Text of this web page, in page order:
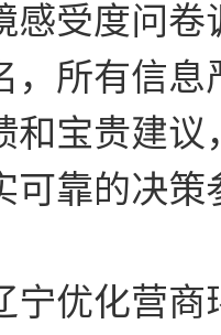
感受度问卷
，所有信
和宝贵建
可靠的决策
优化营商